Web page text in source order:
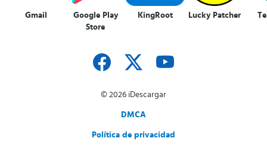
Gmail
Google Play
Store
KingRoot Lucky Patcher
© 2026 iDescargar
DMCA
Política de privacidad